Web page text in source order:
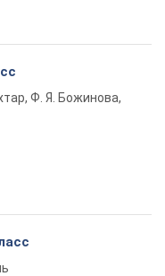
Ф. Я. Божинова,